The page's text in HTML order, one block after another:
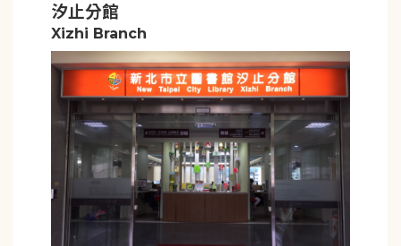
汐止分館
Xizhi Branch